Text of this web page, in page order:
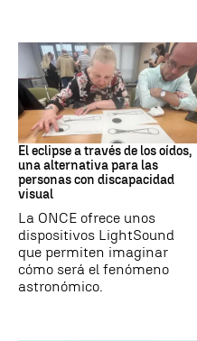
Eclipse solar
El eclipse a través de los oídos,
una alternativa para las
personas con discapacidad
visual
La ONCE ofrece unos
dispositivos LightSound
que permiten imaginar
cómo será el fenómeno
astronómico.